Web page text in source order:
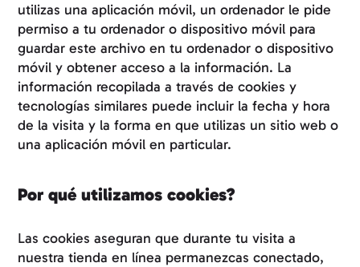
utilizas una aplicación móvil, un ordenador le pide
permiso a tu ordenador o dispositivo móvil para
guardar este archivo en tu ordenador o dispositivo
móvil y obtener acceso a la información. La
información recopilada a través de cookies y
tecnologías similares puede incluir la fecha y hora
de la visita y la forma en que utilizas un sitio web o
una aplicación móvil en particular.
Por qué utilizamos cookies?
Las cookies aseguran que durante tu visita a
nuestra tienda en línea permanezcas conectado,